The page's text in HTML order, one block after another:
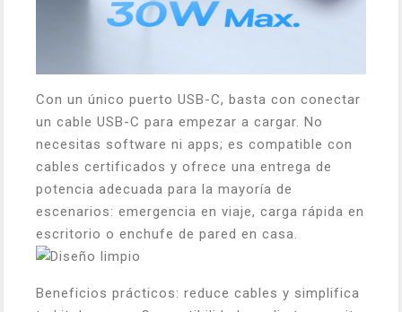
Con un único puerto USB-C, basta con conectar
un cable USB-C para empezar a cargar. No
necesitas software ni apps; es compatible con
cables certificados y ofrece una entrega de
potencia adecuada para la mayoría de
escenarios: emergencia en viaje, carga rápida en
escritorio o enchufe de pared en casa.
Beneficios prácticos: reduce cables y simplifica